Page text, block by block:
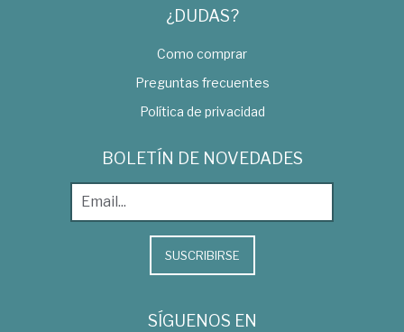
¿DUDAS?
Como comprar
Preguntas frecuentes
Política de privacidad
BOLETÍN DE NOVEDADES
SUSCRIBIRSE
SÍGUENOS EN